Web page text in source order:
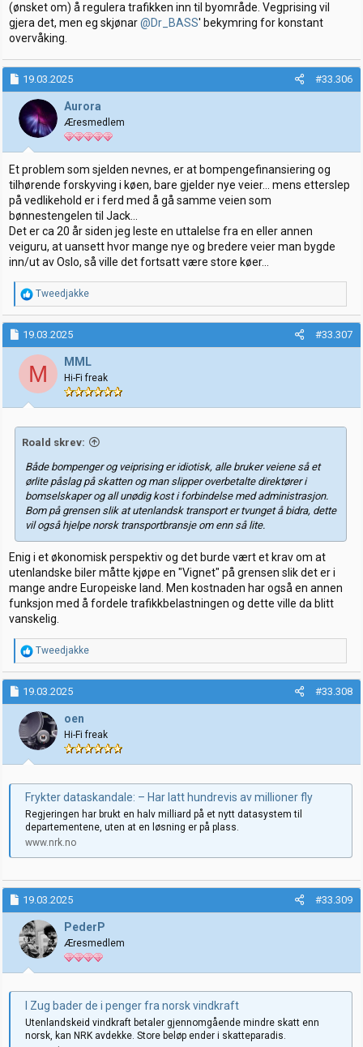
(ønsket om) å regulera trafikken inn til byområde. Vegprising vil
gjera det, men eg skjønar@Dr_BASS' bekymring for konstant
overvåking.
19.03.2025 #33.306
Aurora
Æresmedlem
Et problem som sjelden nevnes, er at bompengefinansiering og
tilhørende forskyving i køen, bare gjelder nye veier... mens etterslep
på vedlikehold er i ferd med å gå samme veien som
bønnestengelen til Jack...
Det er ca 20 år siden jeg leste en uttalelse fra en eller annen
veiguru, at uansett hvor mange nye og bredere veier man bygde
inn/ut av Oslo, så ville det fortsatt være store køer...
R
e
a
k
s
j
o
n
e
r
Tweedjakke
19.03.2025 #33.307
M MML
Hi-Fi freak
Roald skrev:
Både bompenger og veiprising er idiotisk, alle bruker veiene så et
ørlite påslag på skatten og man slipper overbetalte direktører i
bomselskaper og all unødig kost i forbindelse med administrasjon.
Bom på grensen slik at utenlandsk transport er tvunget å bidra, dette
vil også hjelpe norsk transportbransje om enn så lite.
Enig i et økonomisk perspektiv og det burde vært et krav om at
utenlandske biler måtte kjøpe en "Vignet" på grensen slik det er i
mange andre Europeiske land. Men kostnaden har også en annen
funksjon med å fordele trafikkbelastningen og dette ville da blitt
vanskelig.
R
e
a
k
s
j
o
n
e
r
Tweedjakke
19.03.2025 #33.308
oen
Hi-Fi freak
Frykter dataskandale: – Har latt hundrevis av millioner fly
Regjeringen har brukt en halv milliard på et nytt datasystem til
departementene, uten at en løsning er på plass.
www.nrk.no
19.03.2025 #33.309
PederP
Æresmedlem
I Zug bader de i penger fra norsk vindkraft
Utenlandskeid vindkraft betaler gjennomgående mindre skatt enn
norsk, kan NRK avdekke. Store beløp ender i skatteparadis.